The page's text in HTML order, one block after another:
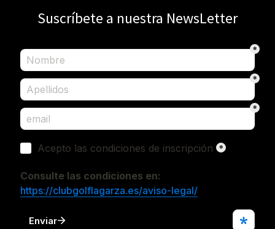
Suscríbete a nuestra NewsLetter